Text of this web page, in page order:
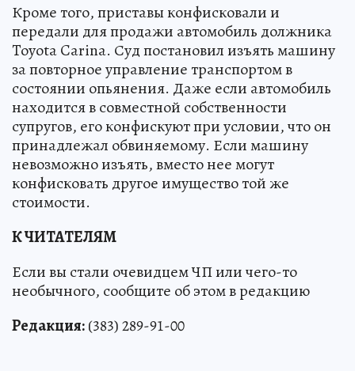
Кроме того, приставы конфисковали и
передали для продажи автомобиль должника
Toyota Carina. Суд постановил изъять машину
за повторное управление транспортом в
состоянии опьянения. Даже если автомобиль
находится в совместной собственности
супругов, его конфискуют при условии, что он
принадлежал обвиняемому. Если машину
невозможно изъять, вместо нее могут
конфисковать другое имущество той же
стоимости.
К ЧИТАТЕЛЯМ
Если вы стали очевидцем ЧП или чего-то
необычного, сообщите об этом в редакцию
Редакция:(383) 289-91-00